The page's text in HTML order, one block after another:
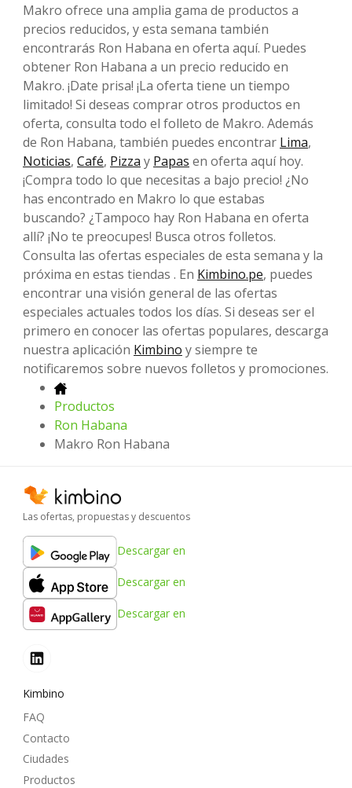
Makro ofrece una amplia gama de productos a
precios reducidos, y esta semana también
encontrarás Ron Habana en oferta aquí. Puedes
obtener Ron Habana a un precio reducido en
Makro. ¡Date prisa! ¡La oferta tiene un tiempo
limitado! Si deseas comprar otros productos en
oferta, consulta todo el folleto de Makro. Además
de Ron Habana, también puedes encontrar Lima,
Noticias, Café, Pizza y Papas en oferta aquí hoy.
¡Compra todo lo que necesitas a bajo precio! ¿No
has encontrado en Makro lo que estabas
buscando? ¿Tampoco hay Ron Habana en oferta
allí? ¡No te preocupes! Busca otros folletos.
Consulta las ofertas especiales de esta semana y la
próxima en estas tiendas . En Kimbino.pe, puedes
encontrar una visión general de las ofertas
especiales actuales todos los días. Si deseas ser el
primero en conocer las ofertas populares, descarga
nuestra aplicación Kimbino y siempre te
notificaremos sobre nuevos folletos y promociones.
Productos
Ron Habana
Makro Ron Habana
Las ofertas, propuestas y descuentos
Descargar en
Descargar en
Descargar en
Kimbino
FAQ
Contacto
Ciudades
Productos